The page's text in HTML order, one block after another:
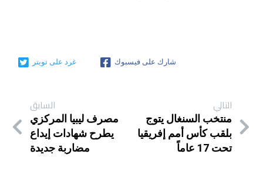
غرد على تويتر شارك على فيسبوك
السابق
مصرف ليبيا المركزي
يطرح شهادات إيداع
مضاربة جديدة
التالي
منتخب السنغال يتوج
بلقب كأس أمم إفريقيا
تحت 17 عاماً